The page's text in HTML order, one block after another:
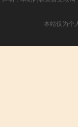
本站仅为个